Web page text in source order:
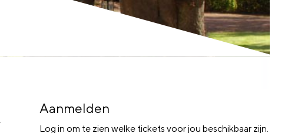
Aanmelden
Log in om te zien welke tickets voor jou beschikbaar zijn.